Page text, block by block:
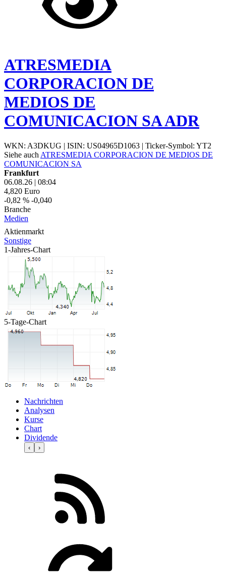
ATRESMEDIA
CORPORACION DE
MEDIOS DE
COMUNICACION SA ADR
WKN: A3DKUG | ISIN: US04965D1063 | Ticker-Symbol: YT2
Siehe auch ATRESMEDIA CORPORACION DE MEDIOS DE
COMUNICACION SA
Frankfurt
06.08.26 | 08:04
4,820 Euro
-0,82 % -0,040
Branche
Medien
Aktienmarkt
Sonstige
1-Jahres-Chart
5-Tage-Chart
Nachrichten
Analysen
Kurse
Chart
Dividende
‹ ›